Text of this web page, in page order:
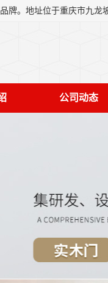
公司动态